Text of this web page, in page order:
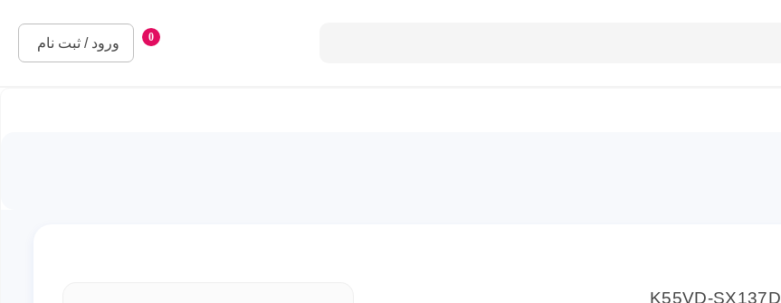
0
ورود / ثبت نام
K55VD-SX137D